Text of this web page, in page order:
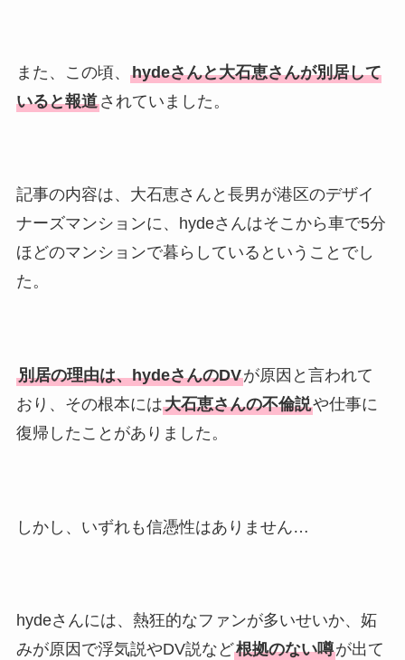
また、この頃、 hydeさんと大石恵さんが別居して
いると報道されていました。
記事の内容は、大石恵さんと長男が港区のデザイ
ナーズマンションに、hydeさんはそこから車で5分
ほどのマンションで暮らしているということでし
た。
別居の理由は、hydeさんのDVが原因と言われて
おり、その根本には大石恵さんの不倫説や仕事に
復帰したことがありました。
しかし、いずれも信憑性はありません…
hydeさんには、熱狂的なファンが多いせいか、妬
みが原因で浮気説やDV説など根拠のない噂が出て